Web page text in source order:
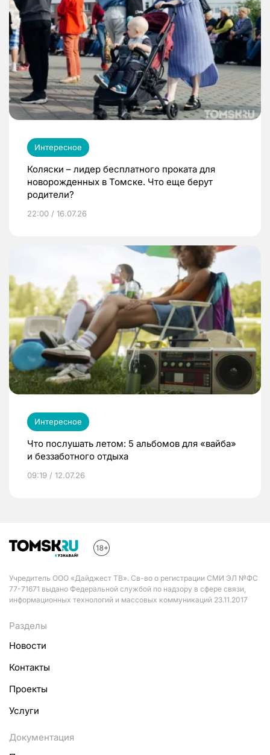
Интересное
Коляски – лидер бесплатного проката для
новорожденных в Томске. Что еще берут
родители?
22:00 / 16.07.26
Интересное
Что послушать летом: 5 альбомов для «вайба»
и беззаботного отдыха
09:19 / 12.07.26
Учредитель ООО «Дайджест ТВ». Св-во о регистрации СМИ ЭЛ №ФС
77-71671 выдано Федеральной службой по надзору в сфере связи,
информационных технологий и массовых коммуникаций 23.11.2017
Разделы
Новости
Контакты
Проекты
Услуги
Документация